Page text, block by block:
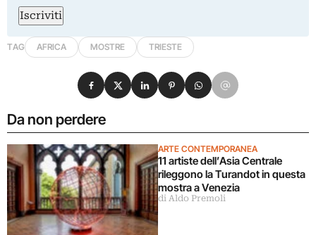
Iscriviti
TAG AFRICA MOSTRE TRIESTE
Da non perdere
ARTE CONTEMPORANEA
11 artiste dell’Asia Centrale
rileggono la Turandot in questa
mostra a Venezia
di Aldo Premoli
Condividi su Facebook
Condividi su X
Condividi su LinkedIn
Condividi su Pinterest
Condividi su WhatsApp
Condividi su Email